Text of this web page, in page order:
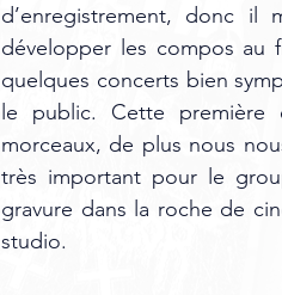
d’enregistrement, donc
développer les compos au
quelques concerts bien
le public. Cette première
morceaux, de plus nous
très important pour le
gravure dans la roche de
studio.